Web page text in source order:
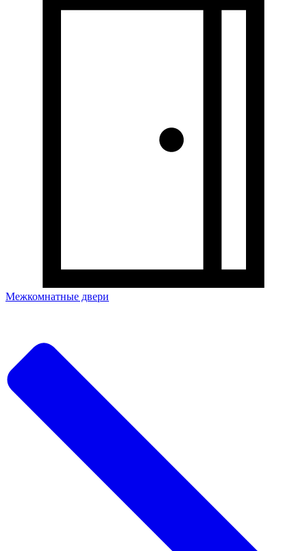
Межкомнатные двери